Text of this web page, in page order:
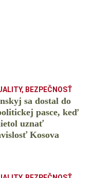
, BEZPEČNOSŤ
sa dostal do
pasce, keď
uznať
Kosova